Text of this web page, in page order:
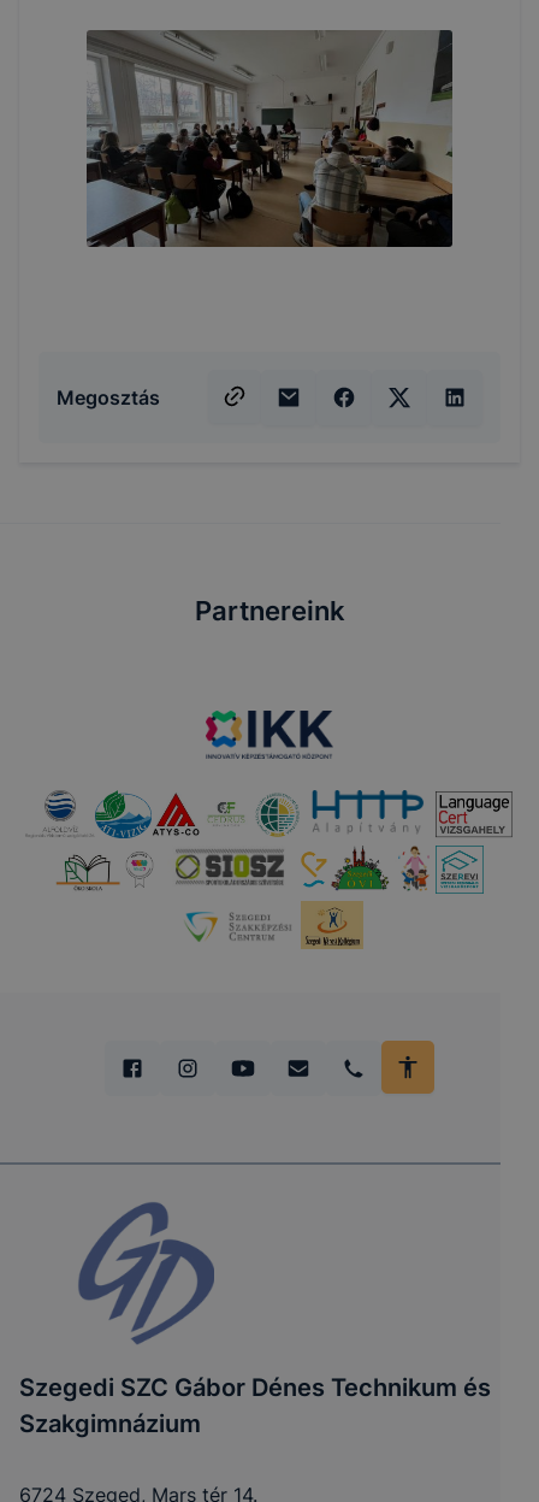
Megosztás
Partnereink
Szegedi SZC Gábor Dénes Technikum és
Szakgimnázium
6724 Szeged, Mars tér 14.